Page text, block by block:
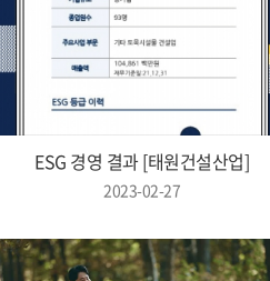
ESG 경영 결과 [태원건설산업]
2023-02-27